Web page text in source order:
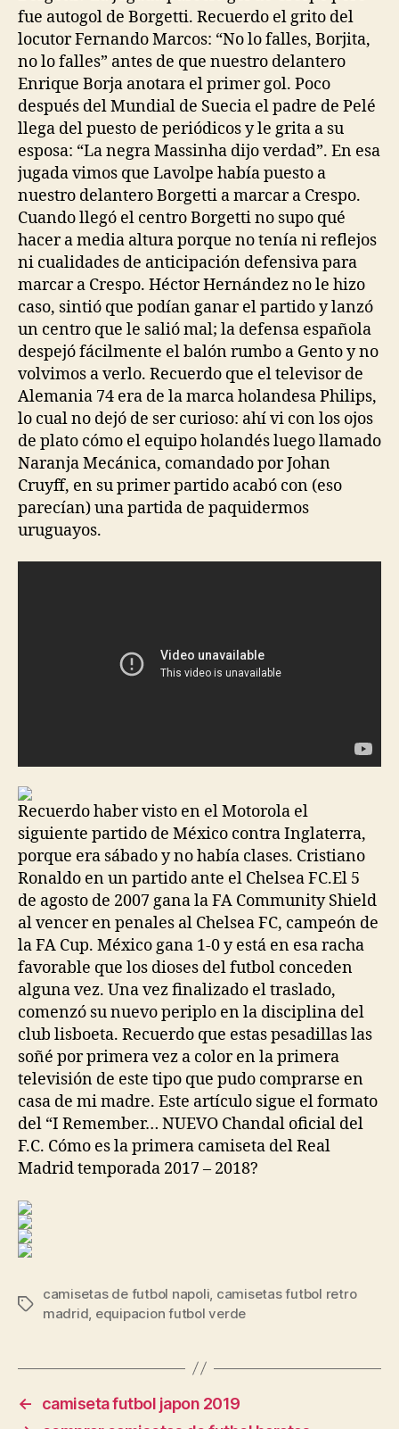
fue autogol de Borgetti. Recuerdo el grito del
locutor Fernando Marcos: “No lo falles, Borjita,
no lo falles” antes de que nuestro delantero
Enrique Borja anotara el primer gol. Poco
después del Mundial de Suecia el padre de Pelé
llega del puesto de periódicos y le grita a su
esposa: “La negra Massinha dijo verdad”. En esa
jugada vimos que Lavolpe había puesto a
nuestro delantero Borgetti a marcar a Crespo.
Cuando llegó el centro Borgetti no supo qué
hacer a media altura porque no tenía ni reflejos
ni cualidades de anticipación defensiva para
marcar a Crespo. Héctor Hernández no le hizo
caso, sintió que podían ganar el partido y lanzó
un centro que le salió mal; la defensa española
despejó fácilmente el balón rumbo a Gento y no
volvimos a verlo. Recuerdo que el televisor de
Alemania 74 era de la marca holandesa Philips,
lo cual no dejó de ser curioso: ahí vi con los ojos
de plato cómo el equipo holandés luego llamado
Naranja Mecánica, comandado por Johan
Cruyff, en su primer partido acabó con (eso
parecían) una partida de paquidermos
uruguayos.
Recuerdo haber visto en el Motorola el
siguiente partido de México contra Inglaterra,
porque era sábado y no había clases. Cristiano
Ronaldo en un partido ante el Chelsea FC.El 5
de agosto de 2007 gana la FA Community Shield
al vencer en penales al Chelsea FC, campeón de
la FA Cup. México gana 1-0 y está en esa racha
favorable que los dioses del futbol conceden
alguna vez. Una vez finalizado el traslado,
comenzó su nuevo periplo en la disciplina del
club lisboeta. Recuerdo que estas pesadillas las
soñé por primera vez a color en la primera
televisión de este tipo que pudo comprarse en
casa de mi madre. Este artículo sigue el formato
del “I Remember… NUEVO Chandal oficial del
F.C. Cómo es la primera camiseta del Real
Madrid temporada 2017 – 2018?
Etiquetas
camisetas de futbol napoli camisetas futbol retro
madrid equipacion futbol verde
←
camiseta futbol japon 2019